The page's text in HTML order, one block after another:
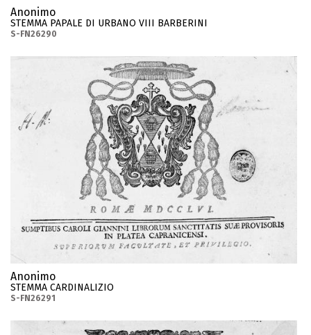
Anonimo
STEMMA PAPALE DI URBANO VIII BARBERINI
S-FN26290
Anonimo
STEMMA CARDINALIZIO
S-FN26291